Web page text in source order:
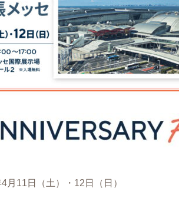
月11日（土）・12日（日）